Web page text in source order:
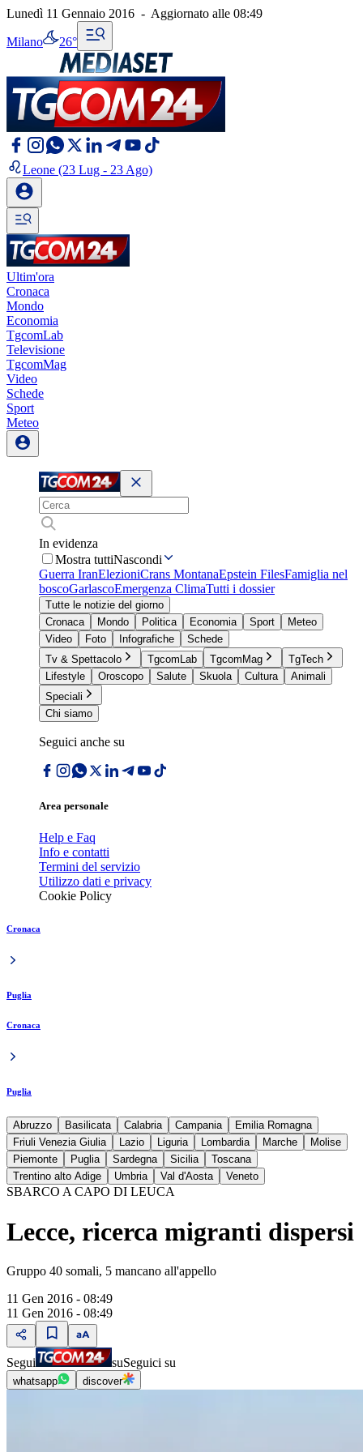
Lunedì 11 Gennaio 2016 - Aggiornato alle 08:49
Milano 26°
Leone (23 Lug - 23 Ago)
Ultim'ora
Cronaca
Mondo
Economia
TgcomLab
Televisione
TgcomMag
Video
Schede
Sport
Meteo
In evidenza
Mostra tuttiNascondi
Guerra IranElezioniCrans MontanaEpstein FilesFamiglia nel
boscoGarlascoEmergenza ClimaTutti i dossier
Tutte le notizie del giorno
Cronaca
Mondo Politica Economia Sport
Meteo
Video
Foto Infografiche
Schede
Tv & Spettacolo
TgcomLab TgcomMag
TgTech
Lifestyle
Oroscopo Salute Skuola Cultura
Animali
Speciali
Chi siamo
Seguici anche su
Area personale
Help e Faq
Info e contatti
Termini del servizio
Utilizzo dati e privacy
Cookie Policy
Cronaca
Puglia
Cronaca
Puglia
Abruzzo Basilicata Calabria Campania
Emilia Romagna
Friuli Venezia Giulia
Lazio Liguria Lombardia Marche
Molise
Piemonte
Puglia Sardegna Sicilia
Toscana
Trentino alto Adige
Umbria Val d'Aosta Veneto
SBARCO A CAPO DI LEUCA
Lecce, ricerca migranti dispersi
Gruppo 40 somali, 5 mancano all'appello
11 Gen 2016 - 08:49
11 Gen 2016 - 08:49
Segui suSeguici su
whatsapp discover